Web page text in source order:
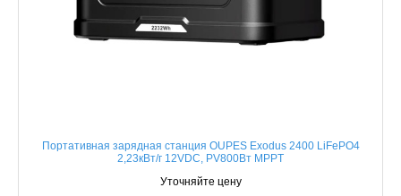
Портативная зарядная станция OUPES Exodus 2400 LiFePO4
2,23кВт/г 12VDC, PV800Вт MPPT
Уточняйте цену